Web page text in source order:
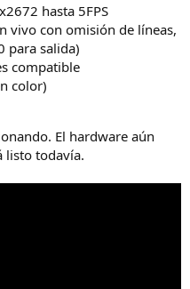
hasta 5FPS
vivo con omisión de líneas,
para salida)
compatible
color)
El hardware aún
listo todavía.